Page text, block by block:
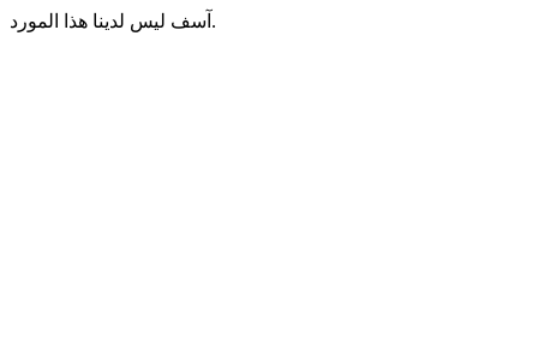
آسف ليس لدينا هذا المورد.